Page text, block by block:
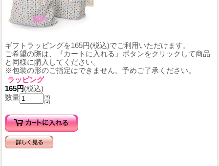
ギフトラッピングを165円(税込)でご利用いただけます。
ご希望の際は、『カートに入れる』ボタンをクリックして商品
と同様に購入してください。
※包装の形のご指定はできません。予めご了承ください。
ラッピング
165円(税込)
数量